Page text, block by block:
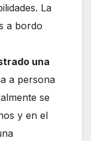
La
a bordo
una
a persona
se
y en el